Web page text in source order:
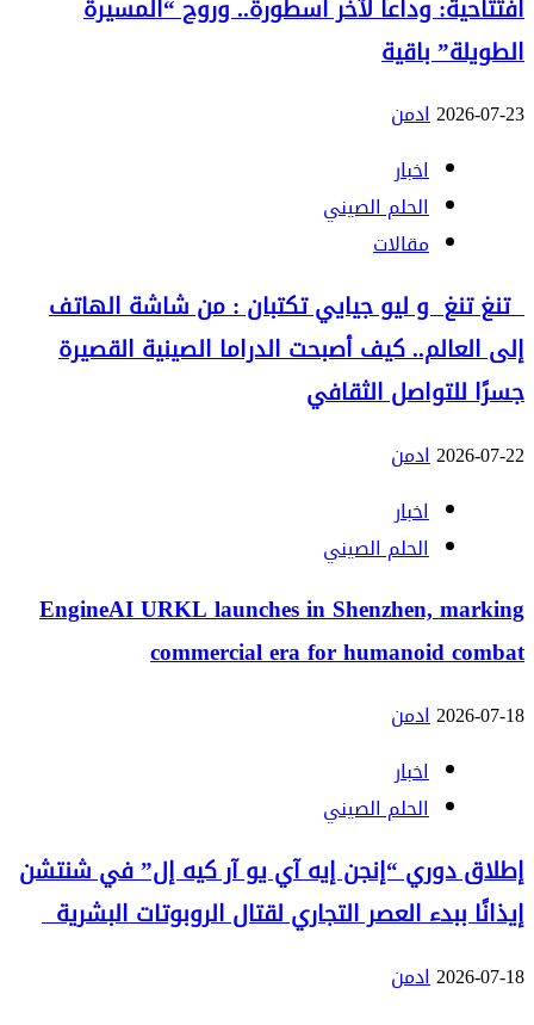
افتتاحية: وداعاً لآخر أسطورة.. وروح “المسيرة
الطويلة” باقية
2026-07-23ادمن
اخبار
الحلم الصيني
مقالات
تنغ تنغ و ليو جيايي تكتبان : من شاشة الهاتف
إلى العالم.. كيف أصبحت الدراما الصينية القصيرة
جسرًا للتواصل الثقافي
2026-07-22ادمن
اخبار
الحلم الصيني
EngineAI URKL launches in Shenzhen, marking
commercial era for humanoid combat
2026-07-18ادمن
اخبار
الحلم الصيني
إطلاق دوري “إنجن إيه آي يو آر كيه إل” في شنتشن
إيذانًا ببدء العصر التجاري لقتال الروبوتات البشرية
2026-07-18ادمن